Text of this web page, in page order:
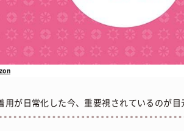
用が日常化した今、重要視されているのが目